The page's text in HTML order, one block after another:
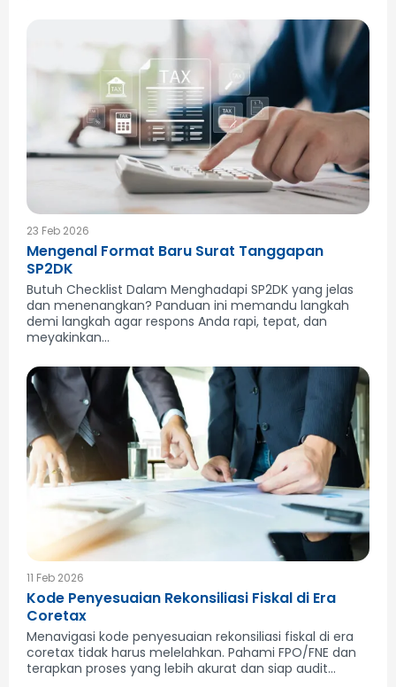
23 Feb 2026
Mengenal Format Baru Surat Tanggapan
SP2DK
Butuh Checklist Dalam Menghadapi SP2DK yang jelas
dan menenangkan? Panduan ini memandu langkah
demi langkah agar respons Anda rapi, tepat, dan
meyakinkan...
11 Feb 2026
Kode Penyesuaian Rekonsiliasi Fiskal di Era
Coretax
Menavigasi kode penyesuaian rekonsiliasi fiskal di era
coretax tidak harus melelahkan. Pahami FPO/FNE dan
terapkan proses yang lebih akurat dan siap audit...